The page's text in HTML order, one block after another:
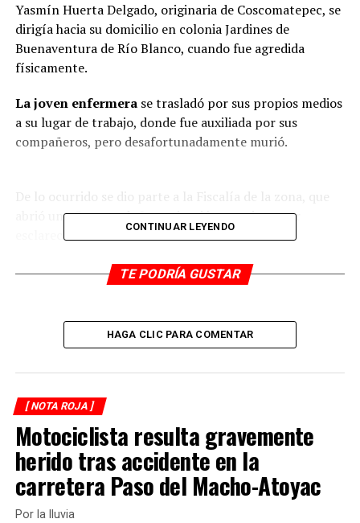
Yasmín Huerta Delgado, originaria de Coscomatepec, se
dirigía hacia su domicilio en colonia Jardines de
Buenaventura de Río Blanco, cuando fue agredida
físicamente.
La joven enfermerase trasladó por sus propios medios
a su lugar de trabajo, donde fue auxiliada por sus
compañeros, pero desafortunadamente murió.
De lo ocurrido se dio parte a la Fiscalía de la zona, que
abrió una Carpeta de Investigación para intentar
esclarecer los hechos.
RELATED TOPICS:
De 3 disparos matan a tránsito de Ixtaczoquitlán
CONTINUAR LEYENDO
TE PODRÍA GUSTAR
HAGA CLIC PARA COMENTAR
[ NOTA ROJA ]
Motociclista resulta gravemente
herido tras accidente en la
carretera Paso del Macho-Atoyac
Por la lluvia